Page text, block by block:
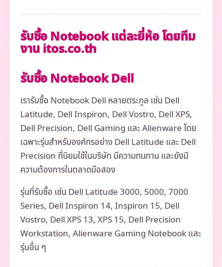
รับซื้อ Notebook แต่ละยี่ห้อ โดยทีม
งาน itos.co.th
รับซื้อ Notebook Dell
เรารับซื้อ Notebook Dell หลายตระกูล เช่น Dell
Latitude, Dell Inspiron, Dell Vostro, Dell XPS,
Dell Precision, Dell Gaming และ Alienware โดย
เฉพาะรุ่นสำหรับองค์กรอย่าง Dell Latitude และ Dell
Precision ที่นิยมใช้ในบริษัท มีความทนทาน และยังมี
ความต้องการในตลาดมือสอง
รุ่นที่รับซื้อ เช่น Dell Latitude 3000, 5000, 7000
Series, Dell Inspiron 14, Inspiron 15, Dell
Vostro, Dell XPS 13, XPS 15, Dell Precision
Workstation, Alienware Gaming Notebook และ
รุ่นอื่น ๆ